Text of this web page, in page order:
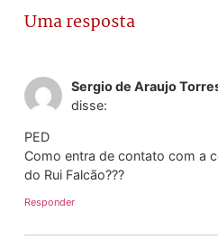
Uma resposta
Sergio de Araujo
disse:
PED
Como entra de contato com a
do Rui Falcão???
Responder